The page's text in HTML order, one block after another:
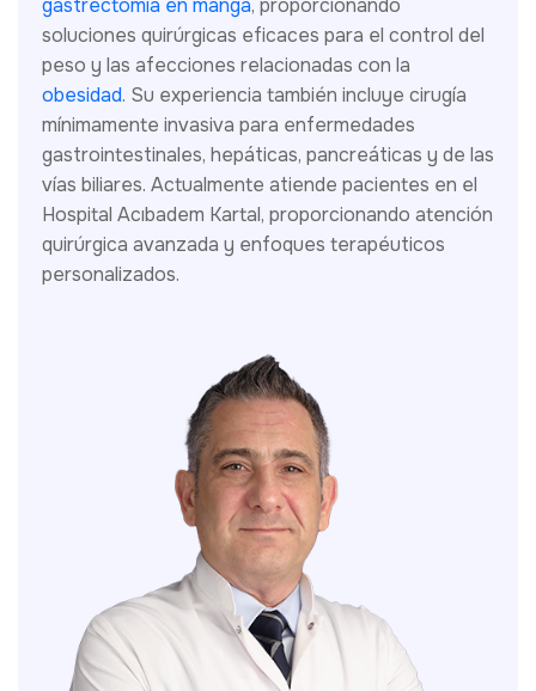
gastrectomía en manga, proporcionando
soluciones quirúrgicas eficaces para el control del
peso y las afecciones relacionadas con la
obesidad. Su experiencia también incluye cirugía
mínimamente invasiva para enfermedades
gastrointestinales, hepáticas, pancreáticas y de las
vías biliares. Actualmente atiende pacientes en el
Hospital Acıbadem Kartal, proporcionando atención
quirúrgica avanzada y enfoques terapéuticos
personalizados.